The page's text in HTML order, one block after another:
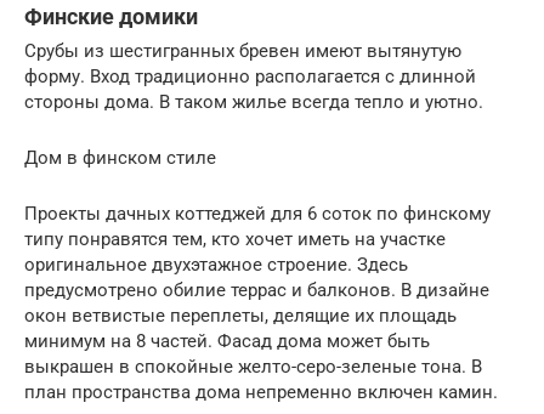
Финские домики
Срубы из шестигранных бревен имеют вытянутую
форму. Вход традиционно располагается с длинной
стороны дома. В таком жилье всегда тепло и уютно.
Дом в финском стиле
Проекты дачных коттеджей для 6 соток по финскому
типу понравятся тем, кто хочет иметь на участке
оригинальное двухэтажное строение. Здесь
предусмотрено обилие террас и балконов. В дизайне
окон ветвистые переплеты, делящие их площадь
минимум на 8 частей. Фасад дома может быть
выкрашен в спокойные желто-серо-зеленые тона. В
план пространства дома непременно включен камин.